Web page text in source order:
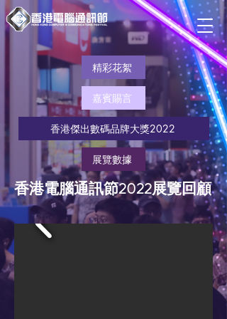
精彩花絮
嘉賓賜言
香港傑出數碼品牌大獎2022
展覽數據
香港電腦通訊節2022展覽回顧